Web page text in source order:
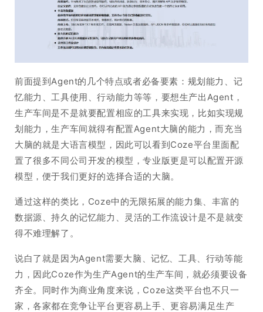
前面提到Agent的几个特点或者必备要素：规划能力、记
忆能力、工具使用、行动能力等等，要想生产出Agent，
生产车间是不是就要配置相应的工具来实现，比如实现规
划能力，生产车间就得有配置Agent大脑的能力，而充当
大脑的就是大语言模型，因此可以看到Coze平台里面配
置了很多不同公司开发的模型，专业版更是可以配置开源
模型，便于我们更好的选择合适的大脑。
通过这样的类比，Coze中的无限拓展的能力集、丰富的
数据源、持久的记忆能力、灵活的工作流设计是不是就变
得不难理解了。
说白了就是因为Agent需要大脑、记忆、工具、行动等能
力，因此Coze作为生产Agent的生产车间，就必须要设备
齐全。同时作为商业角度来说，Coze这类平台也不只一
家，各家都在竞争让平台更容易上手、更容易满足生产